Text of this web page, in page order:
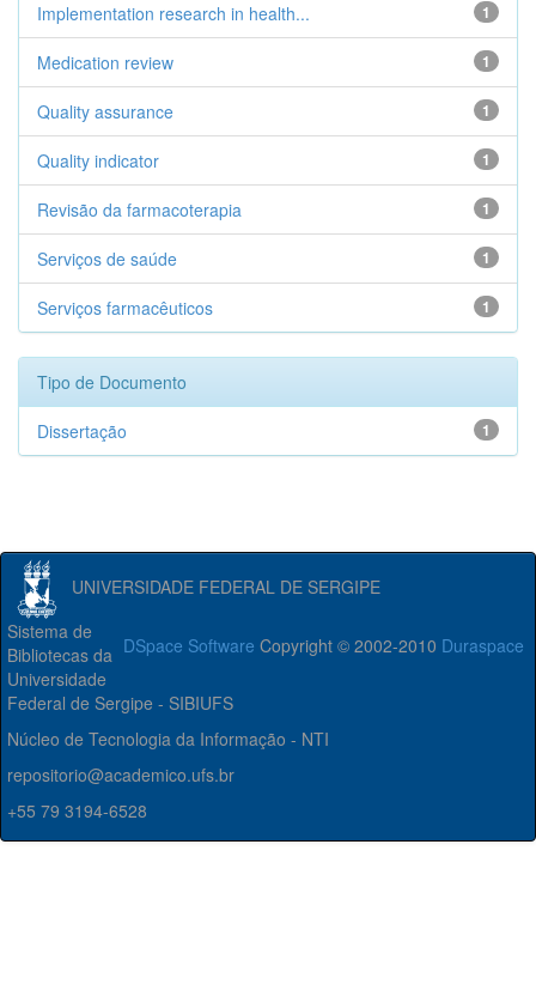
1
Implementation research in health...
1
Medication review
1
Quality assurance
1
Quality indicator
1
Revisão da farmacoterapia
1
Serviços de saúde
1
Serviços farmacêuticos
Tipo de Documento
1
Dissertação
UNIVERSIDADE FEDERAL DE SERGIPE
DSpace Software Copyright © 2002-2010 Duraspace
Sistema de
Bibliotecas da
Universidade
Federal de Sergipe - SIBIUFS
Núcleo de Tecnologia da Informação - NTI
repositorio@academico.ufs.br
+55 79 3194-6528